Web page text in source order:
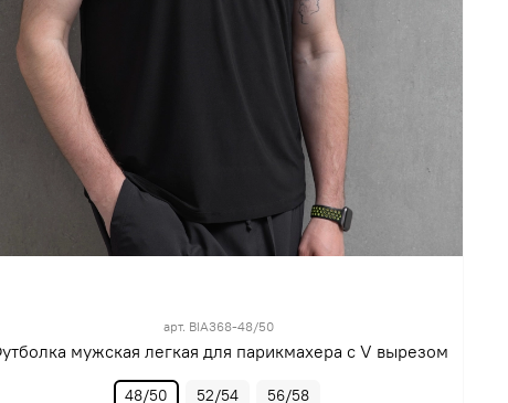
арт. BIA368-48/50
мужская легкая для парикмахера с V вырезом
48/50 52/54 56/58